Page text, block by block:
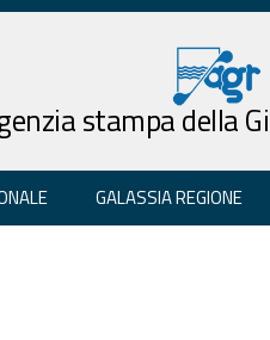
stampa della
GALASSIA REGIONE